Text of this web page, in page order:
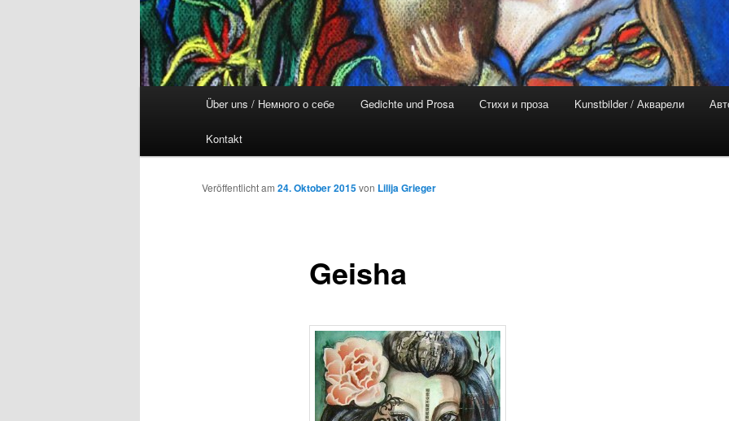
Über uns / Немного о себе Gedichte und Prosa Стихи и проза Kunstbilder / Акварели
Kontakt
Geisha
Veröffentlicht am 24. Oktober 2015von Lilija Grieger